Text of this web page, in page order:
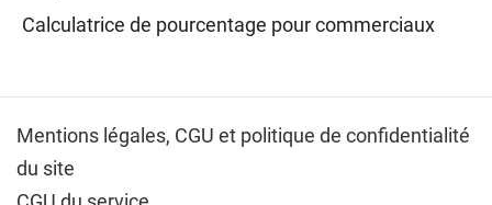
Calculatrice de pourcentage pour commerciaux
Mentions légales, CGU et politique de confidentialité
du site